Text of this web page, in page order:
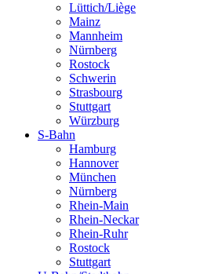
Lüttich/Liège
Mainz
Mannheim
Nürnberg
Rostock
Schwerin
Strasbourg
Stuttgart
Würzburg
S-Bahn
Hamburg
Hannover
München
Nürnberg
Rhein-Main
Rhein-Neckar
Rhein-Ruhr
Rostock
Stuttgart